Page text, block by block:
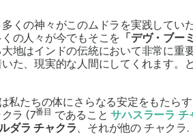
くの神々がこのムドラ を実践してい
の人々が今でもそこを 「デヴ・ブー
地はインドの伝統において非常に重
た、現実的な人間にしてくれます。
私たちの体にさらなる安定をもたら
ラ (7番目 であることサハスラーラ チ
ダラ チャクラ、それが他の チャクラ.